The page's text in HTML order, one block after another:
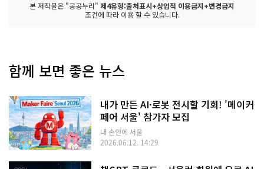
본 저작물은 "공공누리" 제4유형:출처표시+상업적 이용금지+변경금지
조건에 따라 이용 할 수 있습니다.
함께 보면 좋은 뉴스
내가 만든 AI·로봇 전시할 기회! '메이커
페어 서울' 참가자 모집
내 손안에 서울
2026.06.12. 14:29